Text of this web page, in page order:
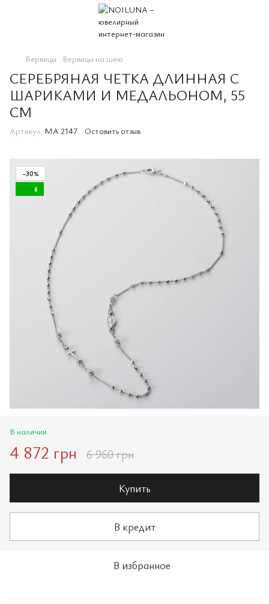
Вервицы Вервицы на шею
СЕРЕБРЯНАЯ ЧЕТКА ДЛИННАЯ С
ШАРИКАМИ И МЕДАЛЬОНОМ, 55
СМ
Артикул: MA 2147 Оставить отзыв
−30%
6
В наличии
4 872 грн 6 960 грн
Купить
В кредит
В избранное